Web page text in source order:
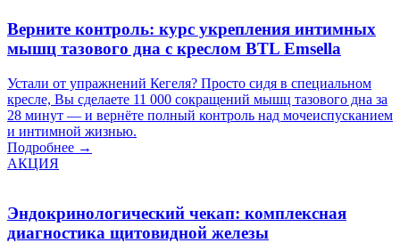
Верните контроль: курс укрепления интимных
мышц тазового дна с креслом BTL Emsella
Устали от упражнений Кегеля? Просто сидя в специальном
кресле, Вы сделаете 11 000 сокращений мышц тазового дна за
28 минут — и вернёте полный контроль над мочеиспусканием
и интимной жизнью.
Подробнее →
АКЦИЯ
Эндокринологический чекап: комплексная
диагностика щитовидной железы